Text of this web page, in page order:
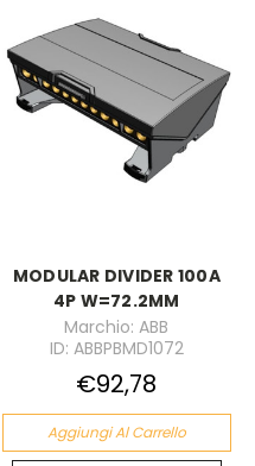
MODULAR DIVIDER 100A
4P W=72.2MM
Marchio: ABB
ID: ABBPBMD1072
€92,78
Aggiungi Al Carrello